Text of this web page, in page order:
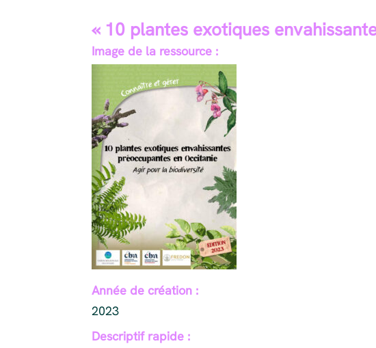
« 10 plantes exotiques
Image de la ressource :
Année de création :
2023
Descriptif rapide :